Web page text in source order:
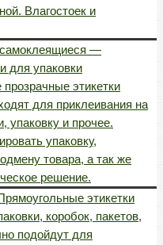
Влагостоек и
самоклеящиеся —
для упаковки
прозрачные этикетки
для приклеивания на
упаковку и прочее.
упаковку,
товара, а так же
решение.
этикетки
коробок, пакетов,
подойдут для